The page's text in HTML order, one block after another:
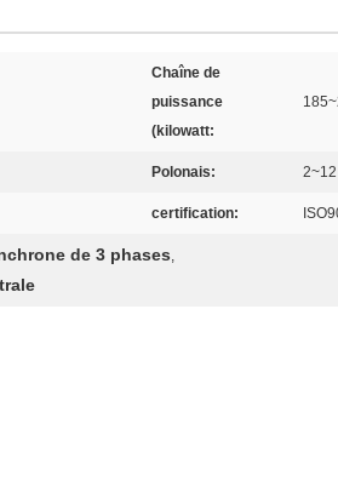
Chaîne de
puissance
(kilowatt:
Polonais: 2~12
certification:
de 3 phases,